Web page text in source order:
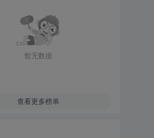
暂无数据
查看更多榜单